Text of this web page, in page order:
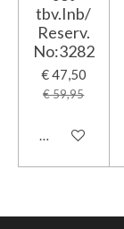
tbv.Inb/
Reserv.
No:3282
€ 47,50
€ 59,95
In winkelwagen